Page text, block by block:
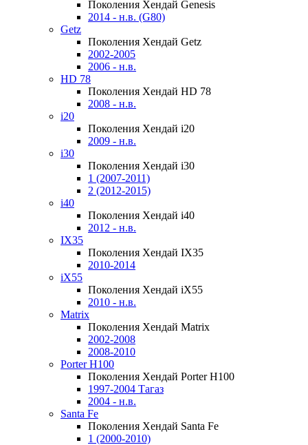
Поколения Хендай Genesis
2014 - н.в. (G80)
Getz
Поколения Хендай Getz
2002-2005
2006 - н.в.
HD 78
Поколения Хендай HD 78
2008 - н.в.
i20
Поколения Хендай i20
2009 - н.в.
i30
Поколения Хендай i30
1 (2007-2011)
2 (2012-2015)
i40
Поколения Хендай i40
2012 - н.в.
IX35
Поколения Хендай IX35
2010-2014
iX55
Поколения Хендай iX55
2010 - н.в.
Matrix
Поколения Хендай Matrix
2002-2008
2008-2010
Porter H100
Поколения Хендай Porter H100
1997-2004 Тагаз
2004 - н.в.
Santa Fe
Поколения Хендай Santa Fe
1 (2000-2010)